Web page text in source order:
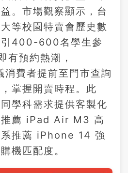
。市場觀察顯示，台
等校園特賣會歷史數
引400-600名學生參
有預約熱潮，
費者提前至門市查詢
掌握開賣時程。此
學科需求提供客製化
推薦 iPad Air M3 高
系推薦 iPhone 14 強
機匹配度。